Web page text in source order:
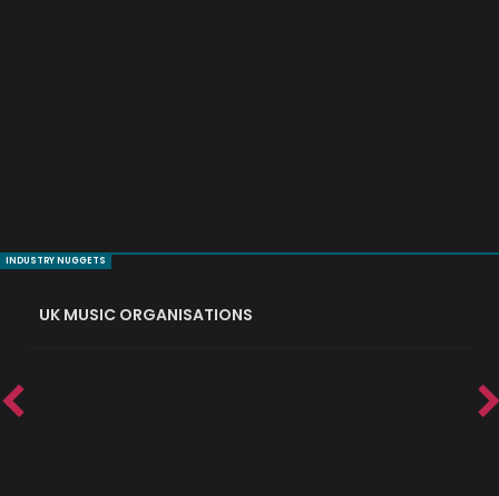
INDUSTRY NUGGETS
UK MUSIC ORGANISATIONS